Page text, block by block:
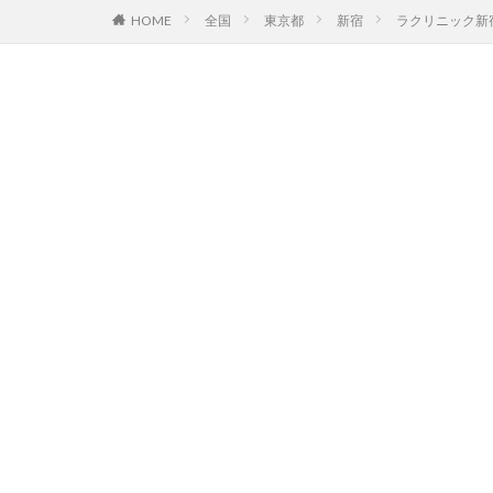
HOME 全国 東京都 新宿 ラクリニック新